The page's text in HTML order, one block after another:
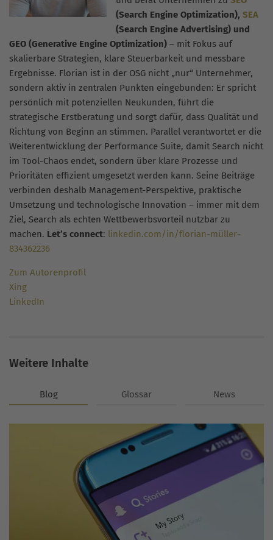
(Search Engine Optimization), SEA
(Search Engine Advertising) und
GEO (Generative Engine Optimization) – mit Fokus auf
skalierbare Strategien, klare Steuerbarkeit und messbare
Ergebnisse. Florian ist in der OSG nicht „nur“ Unternehmer,
sondern aktiv in zentralen Punkten eingebunden: Er spricht
persönlich mit potenziellen Neukunden, führt die
strategische Erstberatung und sorgt dafür, dass Qualität und
Richtung von Beginn an stimmen. Parallel verantwortet er die
Weiterentwicklung der Performance Suite, damit Search nicht
im Tool-Chaos endet, sondern über klare Prozesse und
Prioritäten effizient umgesetzt werden kann. Seine Beiträge
verbinden deshalb Management-Perspektive, praktische
Umsetzung und technologische Innovation – immer mit dem
Ziel, Search als echten Wettbewerbsvorteil nutzbar zu
machen. Let’s connect: linkedin.com/in/florian-müller-
834362236
Zum Autorenprofil
Xing
LinkedIn
Weitere Inhalte
Blog Glossar News